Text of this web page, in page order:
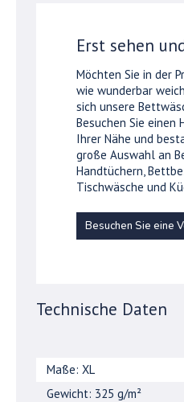
Erst sehen
Möchten Sie in der
wie wunderbar
sich unsere
Besuchen Sie einen
Ihrer Nähe und
große Auswahl an
Handtüchern,
Tischwäsche und
Besuchen Sie eine
Technische Daten
Maße: XL
Gewicht: 325 g/m²